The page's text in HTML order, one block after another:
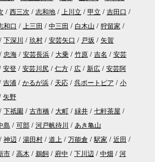
西三次 志和地 上川立 甲立
吉田口
和口 上三田 中三田 白木山
狩留家
下深川 玖村 安芸矢口 戸坂
矢賀
忠海 安芸長浜 大乗 竹原 吉名
安芸
安登 安芸川尻 仁方 広 新広
安芸阿
吉浦 かるが浜 天応 呉ポートピア
小
矢野
下祇園 古市橋 大町 緑井
七軒茶屋
島 可部 河戸帆待川
あき亀山
神辺 湯田村 道上 万能倉 駅家
近田
市 高木 鵜飼 府中 下川辺 中畑
河